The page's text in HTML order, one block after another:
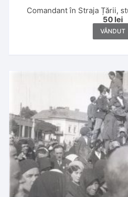
Comandant în Straja Țării,
50 lei
VÂNDUT